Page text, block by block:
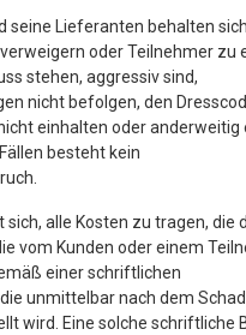
seine Lieferanten behalten
oder Teilnehmer zu
stehen, aggressiv sind,
nicht befolgen, den
einhalten oder anderweitig
besteht kein
sich, alle Kosten zu tragen, die
vom Kunden oder einem
einer schriftlichen
unmittelbar nach dem
wird. Eine solche schriftliche